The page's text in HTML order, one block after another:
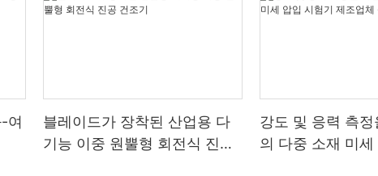
여
블레이드가 장착된 산업용 다
기능 이중 원뿔형 회전식 진공
강도 및 응력 측정
의 다중 소재 미세